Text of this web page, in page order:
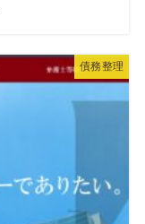
債務整理